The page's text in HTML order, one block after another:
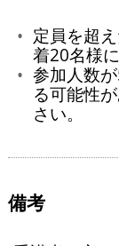
定員を超
着20名様
参加人数
る可能性
さい。
備考